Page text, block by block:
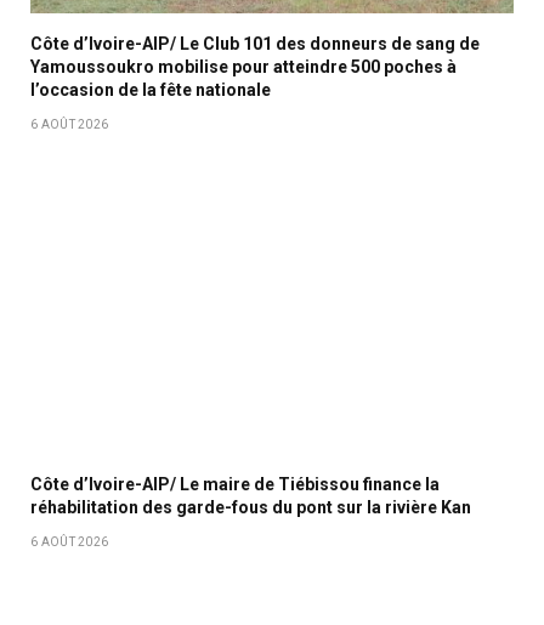
Côte d’Ivoire-AIP/ Le Club 101 des donneurs de sang de
Yamoussoukro mobilise pour atteindre 500 poches à
l’occasion de la fête nationale
6 AOÛT 2026
Côte d’Ivoire-AIP/ Le maire de Tiébissou finance la
réhabilitation des garde-fous du pont sur la rivière Kan
6 AOÛT 2026